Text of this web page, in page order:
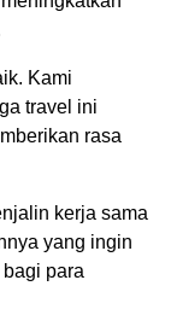
Kami
travel ini
rasa
kerja sama
yang ingin
para